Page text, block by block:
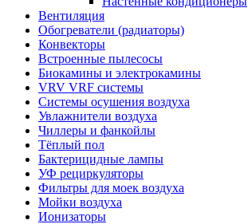
Вентиляция
Обогреватели (радиаторы)
Конвекторы
Встроенные пылесосы
Биокамины и электрокамины
VRV VRF системы
Системы осушения воздуха
Увлажнители воздуха
Чиллеры и фанкойлы
Тёплый пол
Бактерицидные лампы
УФ рециркуляторы
Фильтры для моек воздуха
Мойки воздуха
Ионизаторы